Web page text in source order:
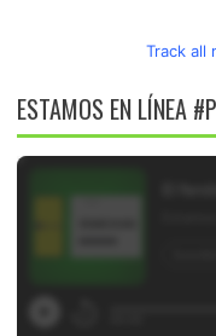
Track all
ESTAMOS EN LÍNEA